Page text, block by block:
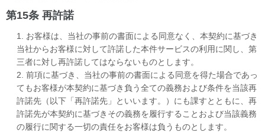
第15条 再許諾
1. お客様は、当社の事前の書面による同意なく、本契約に基づき
当社からお客様に対して許諾した本件サービスの利用に関し、第
三者に対し再許諾してはならないものとします。
2. 前項に基づき、当社の事前の書面による同意を得た場合であっ
てもお客様が本契約に基づき負う全ての義務および条件を当該再
許諾先（以下「再許諾先」といいます。）にも課すとともに、再
許諾先が本契約に基づきその義務を履行することおよび当該義務
の履行に関する一切の責任をお客様は負うものとします。